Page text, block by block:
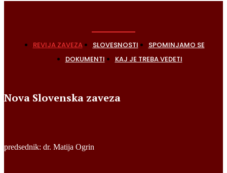
REVIJA ZAVEZA SLOVESNOSTI
SPOMINJAMO SE
DOKUMENTI
KAJ JE TREBA VEDETI
Nova Slovenska zaveza
predsednik: dr. Matija Ogrin